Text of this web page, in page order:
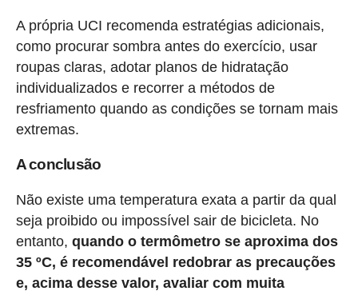
A própria UCI recomenda estratégias adicionais,
como procurar sombra antes do exercício, usar
roupas claras, adotar planos de hidratação
individualizados e recorrer a métodos de
resfriamento quando as condições se tornam mais
extremas.
A conclusão
Não existe uma temperatura exata a partir da qual
seja proibido ou impossível sair de bicicleta. No
entanto, quando o termômetro se aproxima dos
35 ºC, é recomendável redobrar as precauções
e, acima desse valor, avaliar com muita